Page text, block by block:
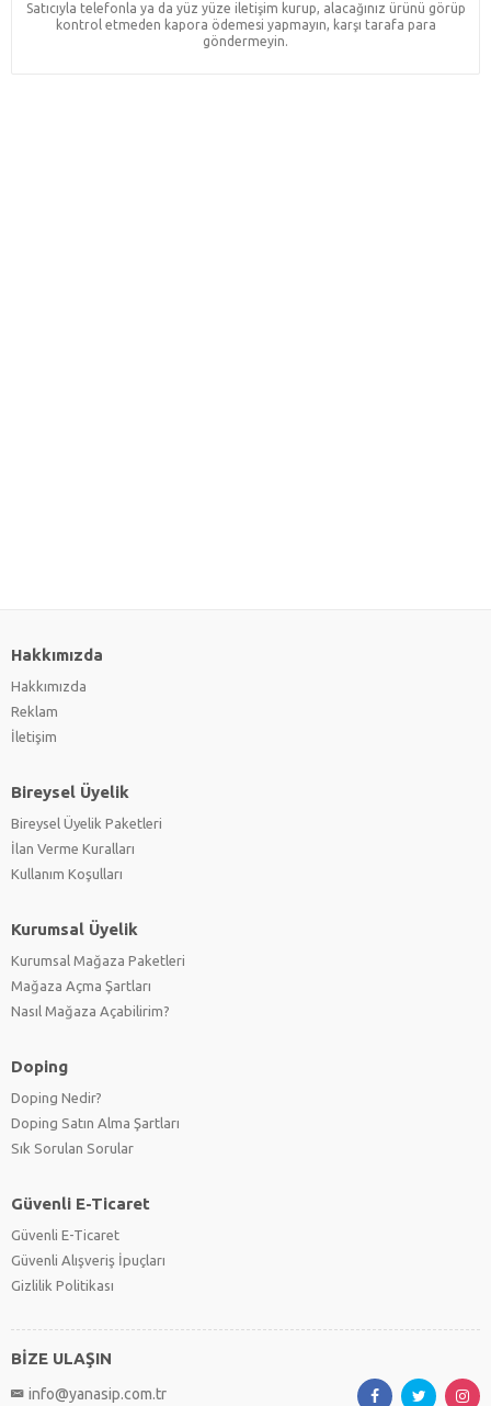
Satıcıyla telefonla ya da yüz yüze iletişim kurup, alacağınız ürünü görüp
kontrol etmeden kapora ödemesi yapmayın, karşı tarafa para
göndermeyin.
Hakkımızda
Hakkımızda
Reklam
İletişim
Bireysel Üyelik
Bireysel Üyelik Paketleri
İlan Verme Kuralları
Kullanım Koşulları
Kurumsal Üyelik
Kurumsal Mağaza Paketleri
Mağaza Açma Şartları
Nasıl Mağaza Açabilirim?
Doping
Doping Nedir?
Doping Satın Alma Şartları
Sık Sorulan Sorular
Güvenli E-Ticaret
Güvenli E-Ticaret
Güvenli Alışveriş İpuçları
Gizlilik Politikası
BİZE ULAŞIN
info@yanasip.com.tr